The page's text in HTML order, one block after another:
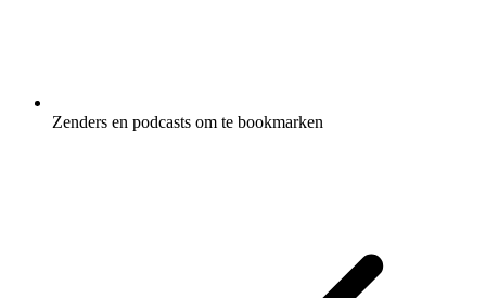
Zenders en podcasts om te bookmarken